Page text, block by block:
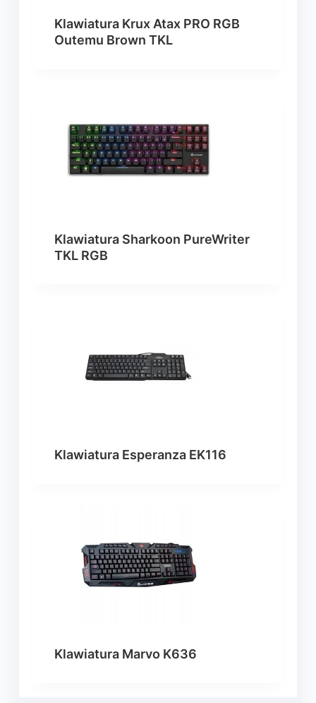
Klawiatura Krux Atax PRO RGB
Outemu Brown TKL
Klawiatura Sharkoon PureWriter
TKL RGB
Klawiatura Esperanza EK116
Klawiatura Marvo K636